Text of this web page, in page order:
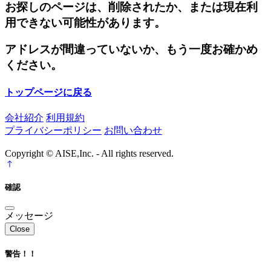
お探しのページは、削除されたか、または現在利
用できない可能性があります。
アドレスが間違っていないか、もう一度お確かめ
ください。
トップページに戻る
会社紹介 利用規約
プライバシーポリシー お問い合わせ
Copyright © AISE,Inc. - All rights reserved.
確認
メッセージ
Close
警告！！